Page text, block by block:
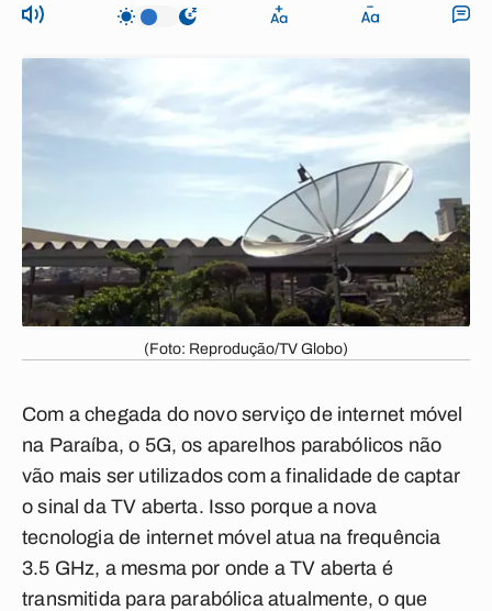
(Foto: Reprodução/TV Globo)
Com a chegada do novo serviço de internet móvel
na Paraíba, o 5G, os aparelhos parabólicos não
vão mais ser utilizados com a finalidade de captar
o sinal da TV aberta. Isso porque a nova
tecnologia de internet móvel atua na frequência
3.5 GHz, a mesma por onde a TV aberta é
transmitida para parabólica atualmente, o que